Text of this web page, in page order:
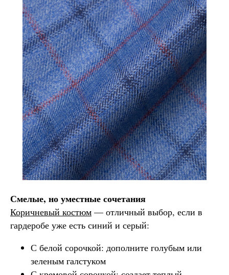
Смелые, но уместные сочетания
Коричневый костюм — отличный выбор, если в
гардеробе уже есть синий и серый:
С белой сорочкой: дополните голубым или
зеленым галстуком